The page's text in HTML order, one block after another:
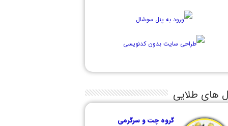
های طلایی
گروه چت و سرگرمی